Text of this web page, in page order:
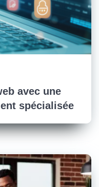
avec une
spécialisée